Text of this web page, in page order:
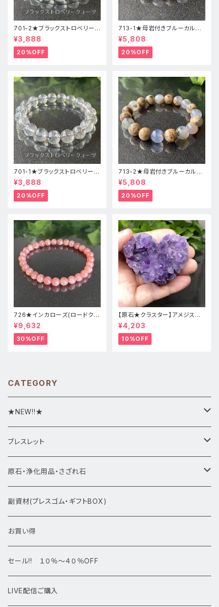
701-2★ブラックストロベリーク
ォーツ【高品質】天然石ブレスレ
ッパワーストーン
¥3,888
20%OFF
713-1★母岩付きブルーカルセ
ドニー【高品質】天然石ブレスレ
ットパワーストーン
¥5,808
20%OFF
701-1★ブラックストロベリーク
ォーツ【高品質】天然石ブレスレ
ッパワーストーン
¥3,888
20%OFF
713-2★母岩付きブルーカルセ
ドニー【高品質】天然石ブレスレ
ットパワーストーン
¥5,808
20%OFF
726★インカローズ(ロードクロ
サイト)★天然石ブレスレット新
品
¥9,632
30%OFF
【原石★クラスター】アメジスト
★ハート形★cp-071天然石パ
ワーストーン★インテリア置物
¥4,203
10%OFF
CATEGORY
★NEW!!★
★新入荷1/28~
ブレスレット
ブレスレット1点物
アマビエシリーズ
デザインブレス
高級・高品質ブレスレット
サイズ
原石・浄化用品・さざれ石
浄化さざれ石
ポイント・タワー・タンブル
スフィア 丸玉
置物
副資材(ブレスゴム・ギフトBOX)
お買い得
セール!! １０％～４０％OFF
LIVE配信ご購入